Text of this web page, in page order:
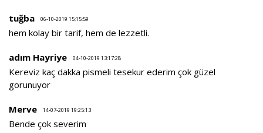
tuğba 06-10-2019 15:15:59
hem kolay bir tarif, hem de lezzetli.
adım Hayriye 04-10-2019 13:17:28
Kereviz kaç dakka pismeli tesekur ederim çok güzel
gorunuyor
Merve 14-07-2019 19:25:13
Bende çok severim